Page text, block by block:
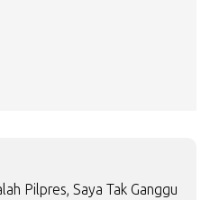
Pilpres, Saya Tak Ganggu